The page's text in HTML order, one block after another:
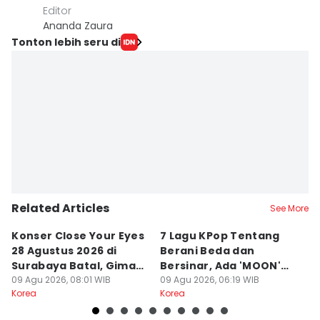
Editor
Ananda Zaura
Tonton lebih seru di
Related Articles See More
⁠Konser Close Your Eyes
28 Agustus 2026 di
Surabaya Batal, Gimana
Jakarta?
09 Agu 2026, 08:01 WIB
Korea
7 Lagu KPop Tentang
Berani Beda dan
Bersinar, Ada 'MOON'
BABYMONSTER
09 Agu 2026, 06:19 WIB
Korea